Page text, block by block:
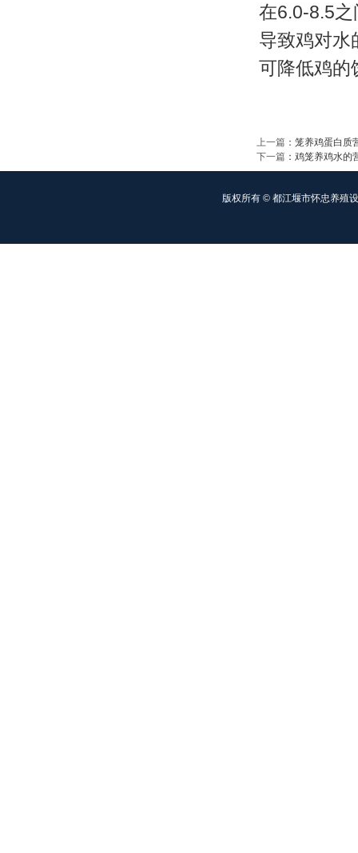
在6.0-8.5
导致鸡对水
可降低鸡的
上一篇 ： 笼养鸡蛋白质
下一篇 ： 鸡笼养鸡水的
版权所有 © 都江堰市怀忠养殖